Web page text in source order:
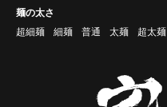
麺の太さ
超細麺
細麺 普通 太麺 超太麺